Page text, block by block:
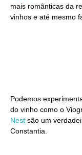
mais românticas da
vinhos e até mesmo
Podemos
do vinho como o
Nest são um
Constantia.